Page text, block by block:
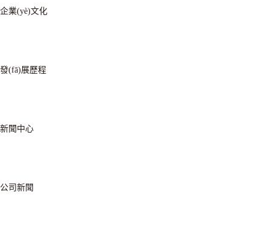
企業(yè)文化
發(fā)展歷程
新聞中心
公司新聞